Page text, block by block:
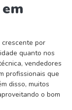
crescente por
quanto nos
vendedores
profissionais que
disso, muitos
o bom